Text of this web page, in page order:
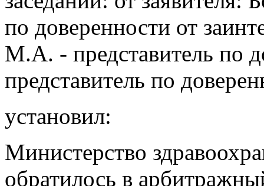
по доверенности от
М.А. - представитель по
представитель по
установил:
Министерство
обратилось в